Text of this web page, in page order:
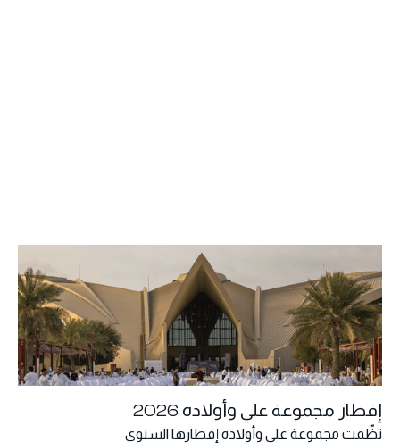
إفطار مجموعة علي وأولاده 2026
نظّمت مجموعة علي وأولاده إفطارها السنوي